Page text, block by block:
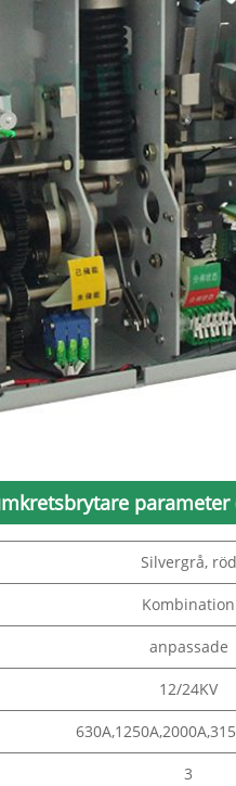
parameter
Silvergrå, röd
Kombination
anpassade
12/24KV
3